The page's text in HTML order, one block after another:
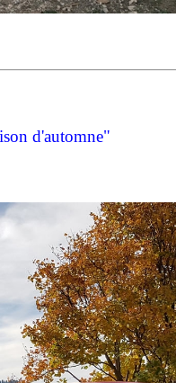
d'automne"